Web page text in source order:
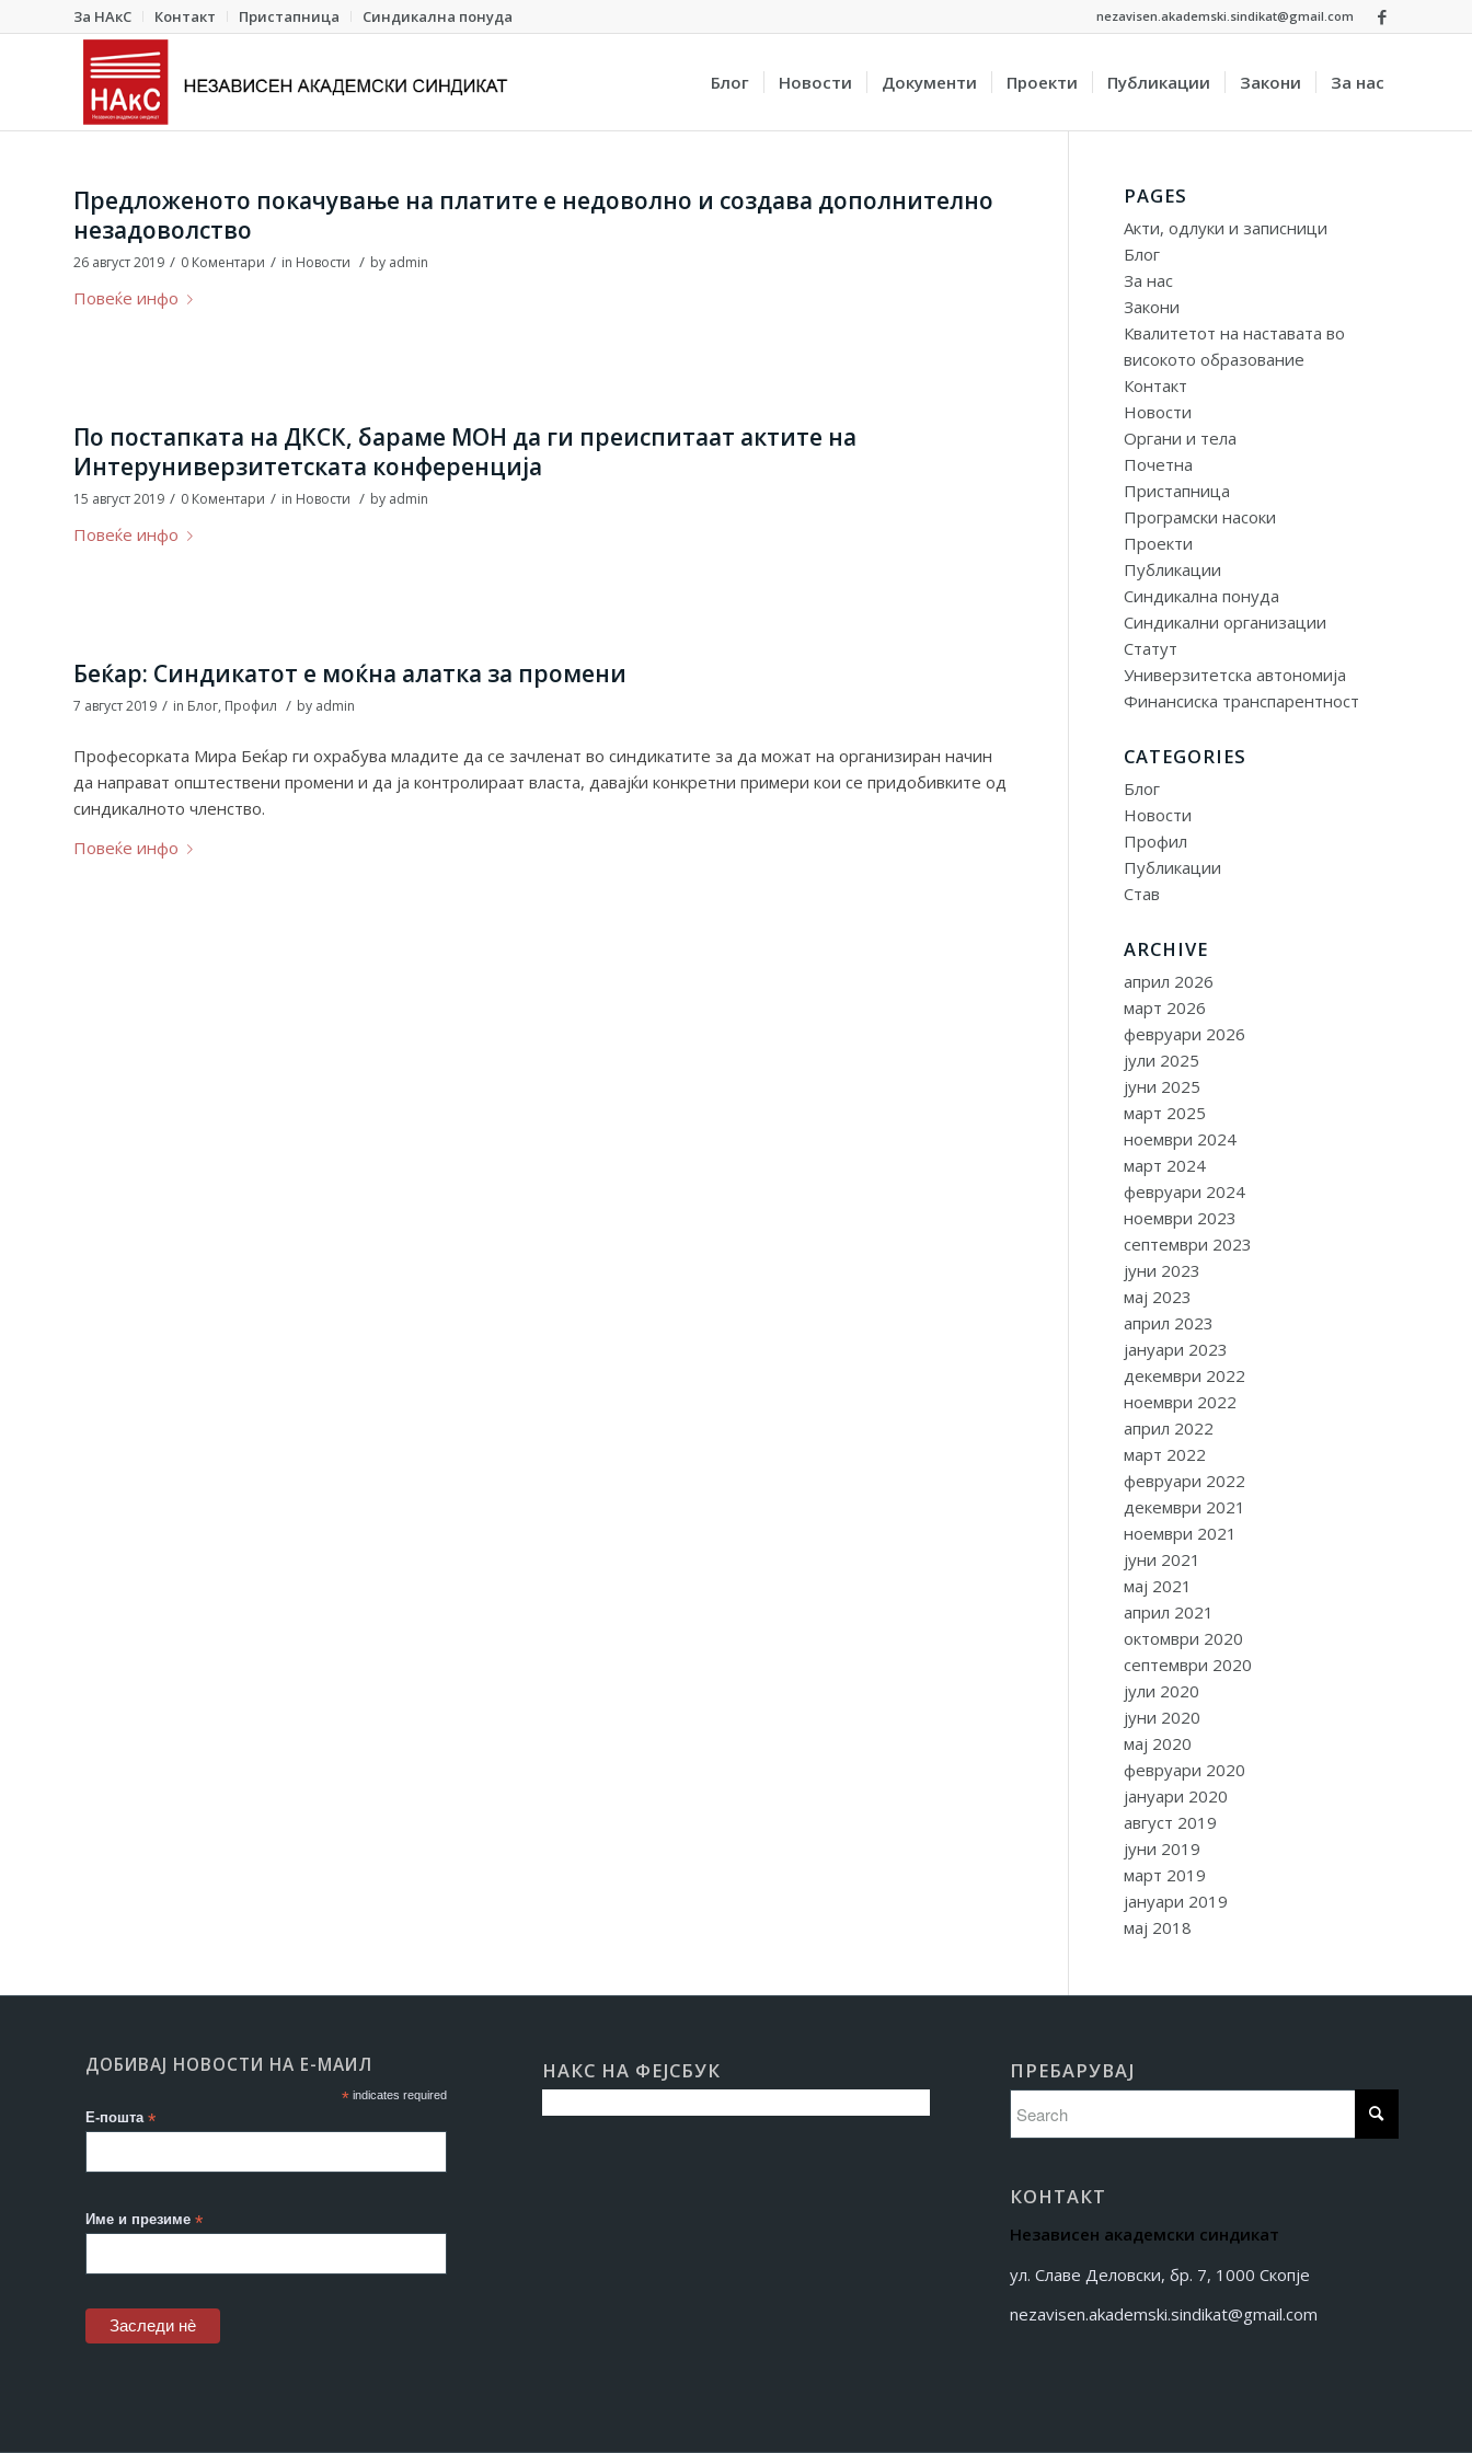
За НАкС Контакт Пристапница Синдикална понуда nezavisen.akademski.sindikat@gmail.com
Блог Новости Документи Проекти Публикации Закони За нас
Предложеното покачување на платите е недоволно и создава дополнително
незадоволство
26 август 2019 / 0 Коментари / in Новости / by admin
Повеќе инфо
По постапката на ДКСК, бараме МОН да ги преиспитаат актите на
Интеруниверзитетската конференција
15 август 2019 / 0 Коментари / in Новости / by admin
Повеќе инфо
Беќар: Синдикатот е моќна алатка за промени
7 август 2019 / in Блог, Профил / by admin
Професорката Мира Беќар ги охрабува младите да се зачленат во синдикатите за да можат на организиран начин
да направат општествени промени и да ја контролираат власта, давајќи конкретни примери кои се придобивките од
синдикалното членство.
Повеќе инфо
PAGES
Акти, одлуки и записници
Блог
За нас
Закони
Квалитетот на наставата во
високото образование
Контакт
Новости
Органи и тела
Почетна
Пристапница
Програмски насоки
Проекти
Публикации
Синдикална понуда
Синдикални организации
Статут
Универзитетска автономија
Финансиска транспарентност
CATEGORIES
Блог
Новости
Профил
Публикации
Став
ARCHIVE
април 2026
март 2026
февруари 2026
јули 2025
јуни 2025
март 2025
ноември 2024
март 2024
февруари 2024
ноември 2023
септември 2023
јуни 2023
мај 2023
април 2023
јануари 2023
декември 2022
ноември 2022
април 2022
март 2022
февруари 2022
декември 2021
ноември 2021
јуни 2021
мај 2021
април 2021
октомври 2020
септември 2020
јули 2020
јуни 2020
мај 2020
февруари 2020
јануари 2020
август 2019
јуни 2019
март 2019
јануари 2019
мај 2018
ДОБИВАЈ НОВОСТИ НА Е-МАИЛ
* indicates required
Е-пошта *
Име и презиме *
НАКС НА ФЕЈСБУК ПРЕБАРУВАЈ
КОНТАКТ
Независен академски синдикат
ул. Славе Деловски, бр. 7, 1000 Скопје
nezavisen.akademski.sindikat@gmail.com